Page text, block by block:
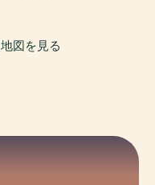
地図を見る